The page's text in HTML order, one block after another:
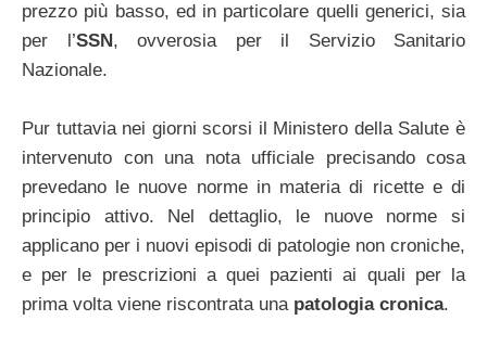
prezzo più basso, ed in particolare quelli generici, sia
per l’SSN , ovverosia per il Servizio Sanitario
Nazionale.
Pur tuttavia nei giorni scorsi il Ministero della Salute è
intervenuto con una nota ufficiale precisando cosa
prevedano le nuove norme in materia di ricette e di
principio attivo. Nel dettaglio, le nuove norme si
applicano per i nuovi episodi di patologie non croniche,
e per le prescrizioni a quei pazienti ai quali per la
prima volta viene riscontrata una patologia cronica.